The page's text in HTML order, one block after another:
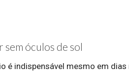
sem óculos de sol
é indispensável mesmo em